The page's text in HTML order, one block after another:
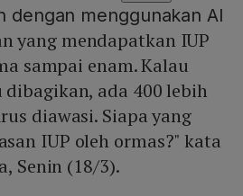
dengan menggunakan AI
yang mendapatkan IUP
sampai enam. Kalau
dibagikan, ada 400 lebih
diawasi. Siapa yang
IUP oleh ormas?" kata
Senin (18/3).